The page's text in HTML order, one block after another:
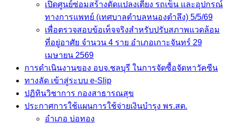
การดำเนินงานของ อบจ.ชลบุรี ในการจัดซื้อจัดหาวัคซีน
ทางลัด เข้าสู่ระบบ e-Slip
ปฏิทินวิชาการ กองสาธารณสุข
ประกาศการใช้แผนการใช้จ่ายเงินบำรุง พร.สต.
อำเภอ บ่อทอง
อำเภอ บางละมุง
อำเภอ บ้านบึง
อำเภอ พนัสนิคม
อำเภอ พานทอง
อำเภอ ศรีราชา